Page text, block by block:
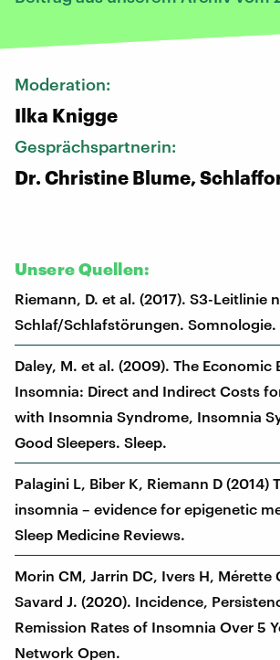
Moderation:
Ilka Knigge
Gesprächspartnerin:
Dr. Christine Blume,
Unsere Quellen:
Riemann, D. et al. (2017). S3-Leitlinie
Schlaf/Schlafstörungen. Somnologie.
Daley, M. et al. (2009). The Economic
Insomnia: Direct and Indirect Costs
with Insomnia Syndrome, Insomnia
Good Sleepers. Sleep.
Palagini L, Biber K, Riemann D (2014)
insomnia – evidence for epigenetic
Sleep Medicine Reviews.
Morin CM, Jarrin DC, Ivers H, Mérette
Savard J. (2020). Incidence,
Remission Rates of Insomnia Over 5
Network Open.